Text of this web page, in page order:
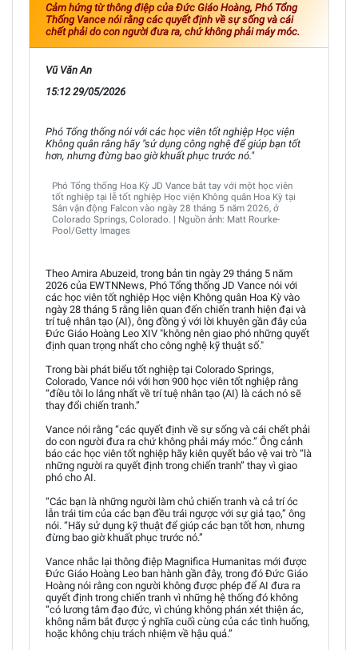
Cảm hứng từ thông điệp của Đức Giáo Hoàng, Phó Tổng
Thống Vance nói rằng các quyết định về sự sống và cái
chết phải do con người đưa ra, chứ không phải máy móc.
Vũ Văn An
15:12 29/05/2026
Phó Tổng thống nói với các học viên tốt nghiệp Học viện
Không quân rằng hãy "sử dụng công nghệ để giúp bạn tốt
hơn, nhưng đừng bao giờ khuất phục trước nó."
Phó Tổng thống Hoa Kỳ JD Vance bắt tay với một học viên
tốt nghiệp tại lễ tốt nghiệp Học viện Không quân Hoa Kỳ tại
Sân vận động Falcon vào ngày 28 tháng 5 năm 2026, ở
Colorado Springs, Colorado. | Nguồn ảnh: Matt Rourke-
Pool/Getty Images
Theo Amira Abuzeid, trong bản tin ngày 29 tháng 5 năm
2026 của EWTNNews, Phó Tổng thống JD Vance nói với
các học viên tốt nghiệp Học viện Không quân Hoa Kỳ vào
ngày 28 tháng 5 rằng liên quan đến chiến tranh hiện đại và
trí tuệ nhân tạo (AI), ông đồng ý với lời khuyên gần đây của
Đức Giáo Hoàng Leo XIV "không nên giao phó những quyết
định quan trọng nhất cho công nghệ kỹ thuật số."
Trong bài phát biểu tốt nghiệp tại Colorado Springs,
Colorado, Vance nói với hơn 900 học viên tốt nghiệp rằng
“điều tôi lo lắng nhất về trí tuệ nhân tạo (AI) là cách nó sẽ
thay đổi chiến tranh.”
Vance nói rằng “các quyết định về sự sống và cái chết phải
do con người đưa ra chứ không phải máy móc.” Ông cảnh
báo các học viên tốt nghiệp hãy kiên quyết bảo vệ vai trò “là
những người ra quyết định trong chiến tranh” thay vì giao
phó cho AI.
“Các bạn là những người làm chủ chiến tranh và cả trí óc
lẫn trái tim của các bạn đều trái ngược với sự giả tạo,” ông
nói. “Hãy sử dụng kỹ thuật để giúp các bạn tốt hơn, nhưng
đừng bao giờ khuất phục trước nó.”
Vance nhắc lại thông điệp Magnifica Humanitas mới được
Đức Giáo Hoàng Leo ban hành gần đây, trong đó Đức Giáo
Hoàng nói rằng con người không được phép để AI đưa ra
quyết định trong chiến tranh vì những hệ thống đó không
“có lương tâm đạo đức, vì chúng không phán xét thiện ác,
không nắm bắt được ý nghĩa cuối cùng của các tình huống,
hoặc không chịu trách nhiệm về hậu quả.”